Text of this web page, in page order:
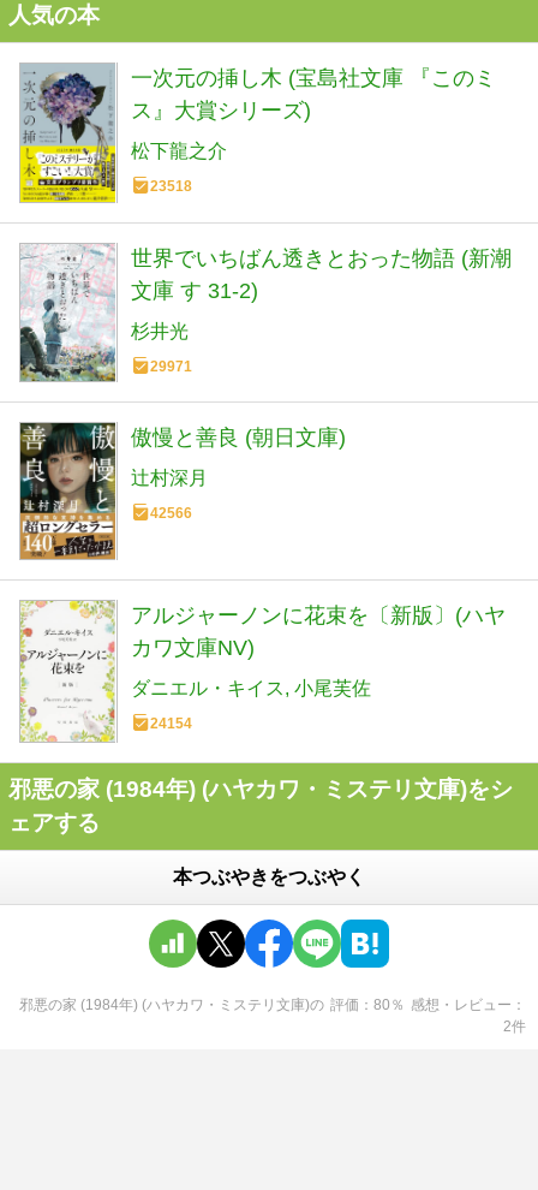
人気の本
一次元の挿し木 (宝島社文庫 『このミ
ス』大賞シリーズ)
松下龍之介
23518
世界でいちばん透きとおった物語 (新潮
文庫 す 31-2)
杉井光
29971
傲慢と善良 (朝日文庫)
辻村深月
42566
アルジャーノンに花束を〔新版〕(ハヤ
カワ文庫NV)
ダニエル・キイス 小尾芙佐
24154
邪悪の家 (1984年) (ハヤカワ・ミステリ文庫)をシ
ェアする
本つぶやきをつぶやく
邪悪の家 (1984年) (ハヤカワ・ミステリ文庫)の 評価 80 ％ 感想・レビュー
2件